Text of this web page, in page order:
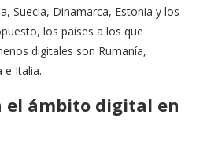
Suecia, Dinamarca, Estonia y los
los países a los que
digitales son Rumanía,
e Italia.
el ámbito digital en